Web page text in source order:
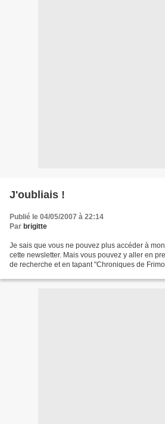
J'oubliais !
Publié le 04/05/2007 à 22:14
Par brigitte
Je sais que vous ne pouvez plus accéder à
cette newsletter. Mais vous pouvez y aller en
de recherche et en tapant "Chroniques de